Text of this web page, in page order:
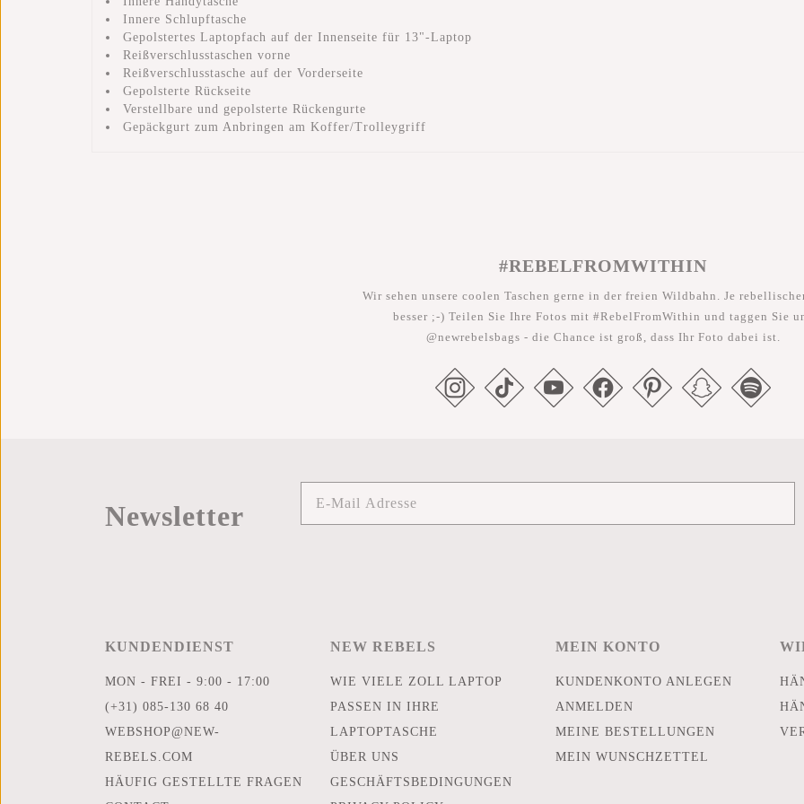
Innere Schlupftasche
Gepolstertes Laptopfach auf der Innenseite für 13"-Laptop
Reißverschlusstaschen vorne
Reißverschlusstasche auf der Vorderseite
Gepolsterte Rückseite
Verstellbare und gepolsterte Rückengurte
Gepäckgurt zum Anbringen am Koffer/Trolleygriff
#REBELFROMWITHIN
Wir sehen unsere coolen Taschen gerne in der freien Wildbahn. Je
besser ;-) Teilen Sie Ihre Fotos mit #RebelFromWithin und taggen Sie
@newrebelsbags - die Chance ist groß, dass Ihr Foto dabei ist.
Newsletter
KUNDENDIENST
MON - FREI - 9:00 - 17:00
(+31) 085-130 68 40
WEBSHOP@NEW-
REBELS.COM
HÄUFIG GESTELLTE FRAGEN
NEW REBELS
WIE VIELE ZOLL LAPTOP
PASSEN IN IHRE
LAPTOPTASCHE
ÜBER UNS
GESCHÄFTSBEDINGUNGEN
MEIN KONTO
KUNDENKONTO ANLEGEN
ANMELDEN
MEINE BESTELLUNGEN
MEIN WUNSCHZETTEL